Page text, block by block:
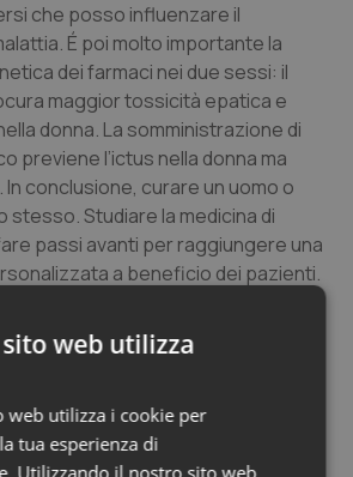
& Testa Collo
che posso influenzare il
É poi molto importante la
dei farmaci nei due sessi: il
maggior tossicità epatica e
donna. La somministrazione di
previene l’ictus nella donna ma
In conclusione, curare un uomo o
stesso. Studiare la medicina di
passi avanti per raggiungere una
a beneficio dei pazienti.
10 relazioni di donne medico,
coordinate dalla dr.ssa
per la Medicina di Genere).
neurologia, malattie respiratorie,
web utilizza
web utilizza i cookie per
tua esperienza di
Utilizzando il nostro sito web